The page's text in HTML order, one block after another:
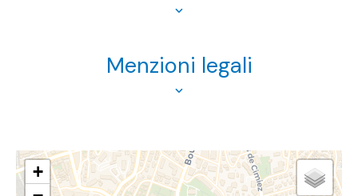
Menzioni legali
+